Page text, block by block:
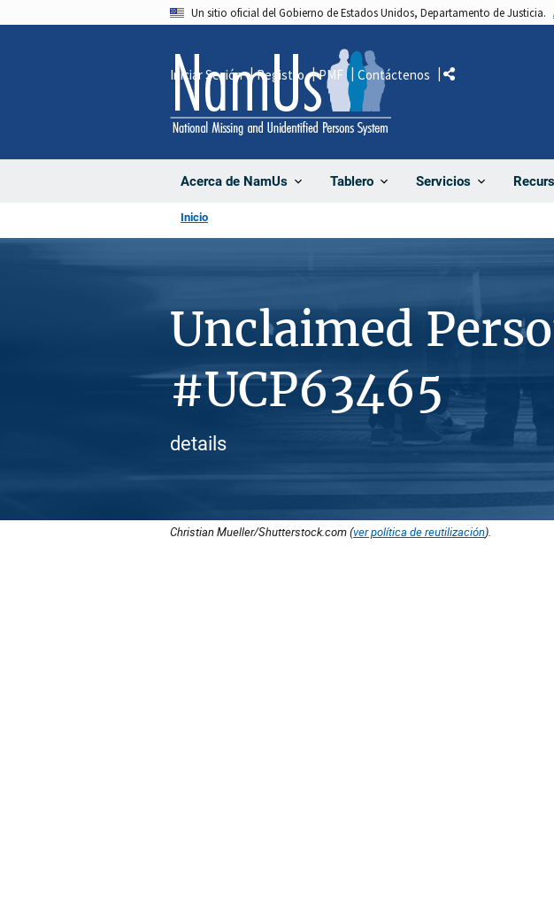
Un sitio oficial del Gobierno de Estados Unidos, Departamento de Justicia.
Acerca de NamUs Tablero Servicios
Iniciar Sesión Registro PMF Contáctenos Comparte
Inicio
Unclaimed
#UCP63465
details
Christian Mueller/Shutterstock.com (ver política de reutilización).